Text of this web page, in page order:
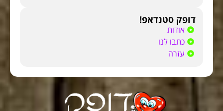
דופק סטנדאפ!
אודות
כתבו לנו
עזרה